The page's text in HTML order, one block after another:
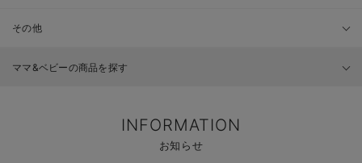
その他
ママ&ベビーの商品を探す
INFORMATION
お知らせ